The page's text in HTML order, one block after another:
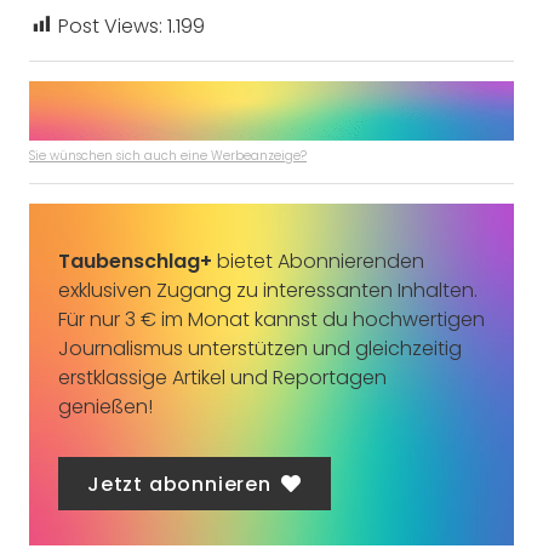
Post Views: 1.199
Sie wünschen sich auch eine Werbeanzeige?
Taubenschlag+ bietet Abonnierenden
exklusiven Zugang zu interessanten Inhalten.
Für nur 3 € im Monat kannst du hochwertigen
Journalismus unterstützen und gleichzeitig
erstklassige Artikel und Reportagen
genießen!
Jetzt abonnieren